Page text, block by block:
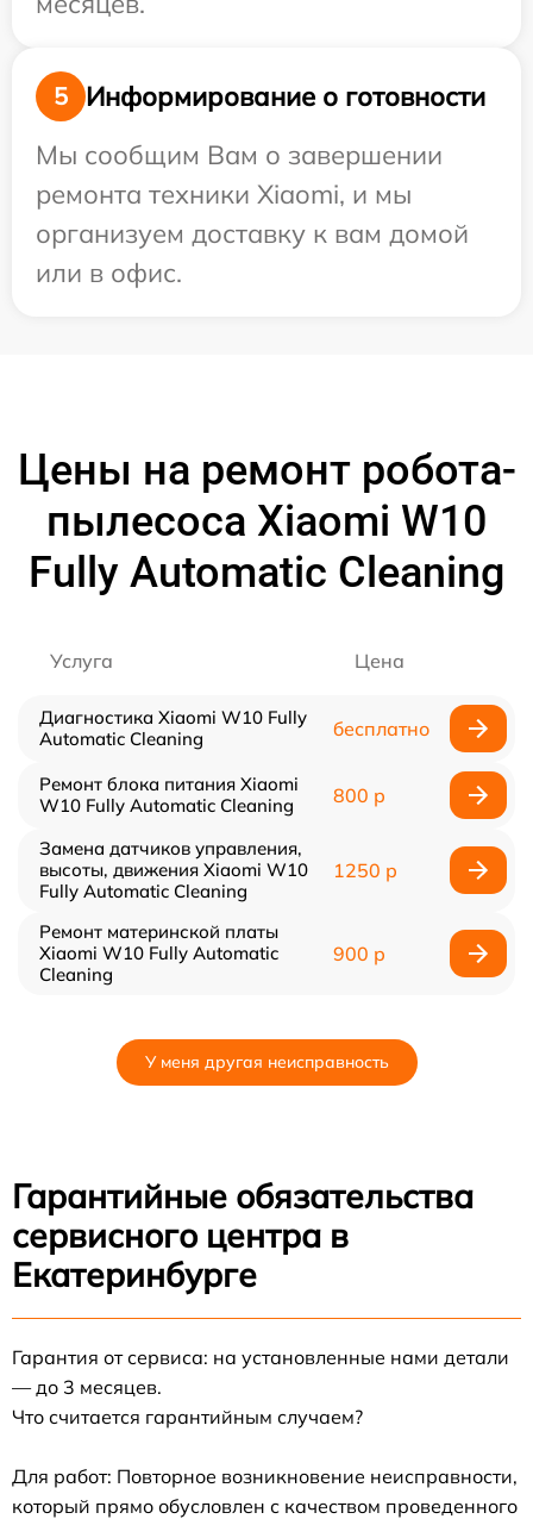
5
Информирование о готовности
Мы сообщим Вам о завершении
ремонта техники Xiaomi, и мы
организуем доставку к вам домой
или в офис.
Цены на ремонт робота-
пылесоса Xiaomi W10
Fully Automatic Cleaning
Услуга Цена
Диагностика Xiaomi W10 Fully
Automatic Cleaning
бесплатно
Ремонт блока питания Xiaomi
W10 Fully Automatic Cleaning
800 р
Замена датчиков управления,
высоты, движения Xiaomi W10
Fully Automatic Cleaning
1250 р
Ремонт материнской платы
Xiaomi W10 Fully Automatic
Cleaning
900 р
У меня другая неисправность
Гарантийные обязательства
сервисного центра в
Екатеринбурге
Гарантия от сервиса: на установленные нами детали
— до 3 месяцев.
Что считается гарантийным случаем?
Для работ: Повторное возникновение неисправности,
который прямо обусловлен с качеством проведенного